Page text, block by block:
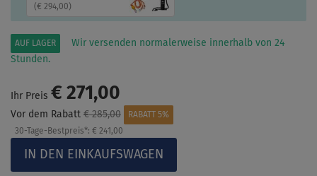
( € 294,00)
AUF LAGER
Wir versenden normalerweise innerhalb von 24
Stunden.
Ihr Preis € 271,00
Vor dem Rabatt € 285,00
RABATT 5%
30-Tage-Bestpreis*: € 241,00